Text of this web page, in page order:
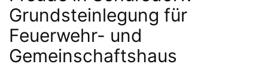
Grundsteinlegung für
Feuerwehr- und
Gemeinschaftshaus